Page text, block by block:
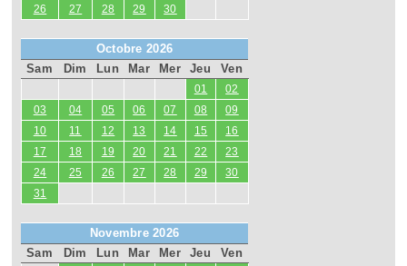
26
27 28 29 30
Octobre 2026
Sam
Dim Lun Mar Mer Jeu Ven
01
02
03
04 05 06 07 08
09
10
11 12 13 14 15
16
17
18 19 20 21 22
23
24
25 26 27 28 29
30
31
Novembre 2026
Sam
Dim Lun Mar Mer Jeu Ven